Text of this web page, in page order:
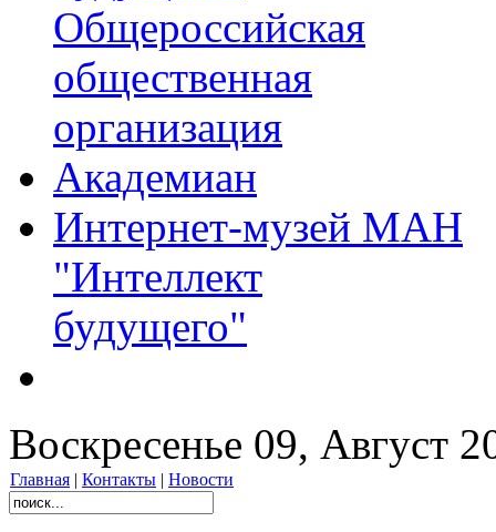
Общероссийская
общественная
организация
Академиан
Интернет-музей МАН
"Интеллект
будущего"
Воскресенье 09, Август
Главная | Контакты | Новости